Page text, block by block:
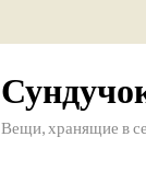
Вещи, хранящие в